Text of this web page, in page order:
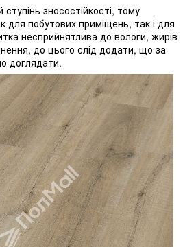
зносостійкості, тому
для побутових приміщень, так і для
несприйнятлива до вологи, жирів
до цього слід додати, що за
доглядати.